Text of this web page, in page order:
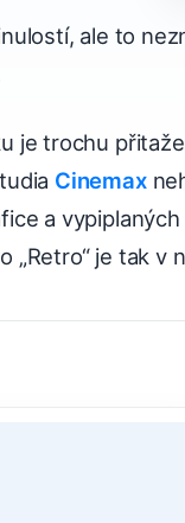
ale to
je trochu
Cinemax
a
„Retro“ je tak v